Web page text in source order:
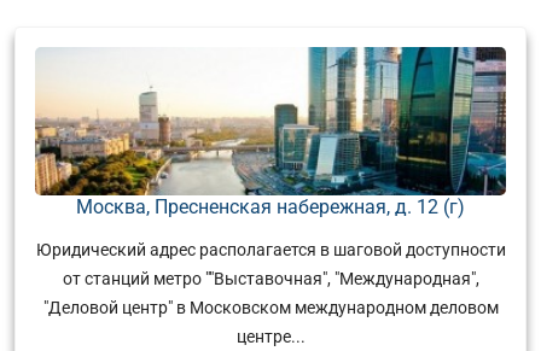
Москва, Пресненская набережная, д. 12 (г)
Юридический адрес располагается в шаговой доступности
от станций метро ""Выставочная", "Международная",
"Деловой центр" в Московском международном деловом
центре...